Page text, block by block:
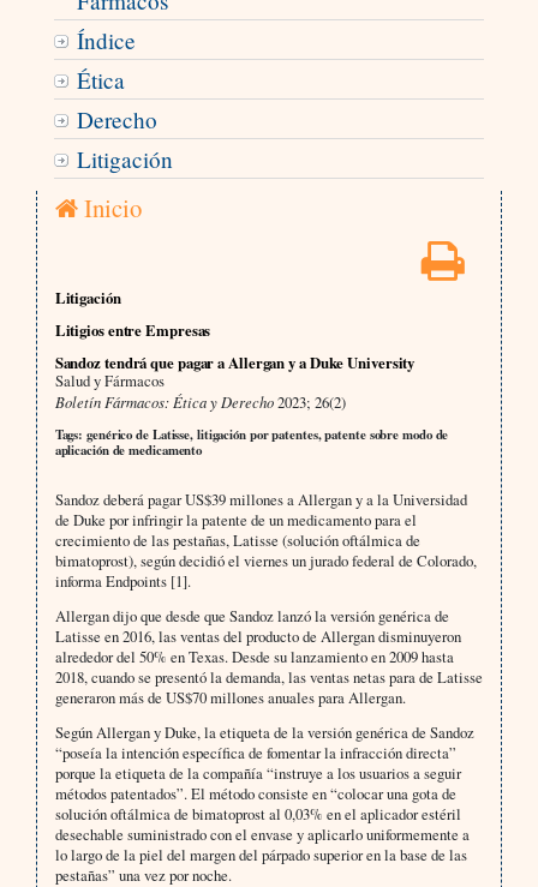
Índice
Ética
Derecho
Litigación
Inicio
Litigación
Litigios entre Empresas
Sandoz tendrá que pagar a Allergan y a Duke University
Salud y Fármacos
Boletín Fármacos: Ética y Derecho2023; 26(2)
Tags: genérico de Latisse, litigación por patentes, patente sobre modo de
aplicación de medicamento
Sandoz deberá pagar US$39 millones a Allergan y a la Universidad
de Duke por infringir la patente de un medicamento para el
crecimiento de las pestañas, Latisse (solución oftálmica de
bimatoprost), según decidió el viernes un jurado federal de Colorado,
informa Endpoints [1].
Allergan dijo que desde que Sandoz lanzó la versión genérica de
Latisse en 2016, las ventas del producto de Allergan disminuyeron
alrededor del 50% en Texas. Desde su lanzamiento en 2009 hasta
2018, cuando se presentó la demanda, las ventas netas para de Latisse
generaron más de US$70 millones anuales para Allergan.
Según Allergan y Duke, la etiqueta de la versión genérica de Sandoz
“poseía la intención específica de fomentar la infracción directa”
porque la etiqueta de la compañía “instruye a los usuarios a seguir
métodos patentados”. El método consiste en “colocar una gota de
solución oftálmica de bimatoprost al 0,03% en el aplicador estéril
desechable suministrado con el envase y aplicarlo uniformemente a
lo largo de la piel del margen del párpado superior en la base de las
pestañas” una vez por noche.